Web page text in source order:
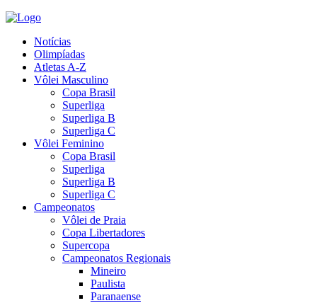
Notícias
Olimpíadas
Atletas A-Z
Vôlei Masculino
Copa Brasil
Superliga
Superliga B
Superliga C
Vôlei Feminino
Copa Brasil
Superliga
Superliga B
Superliga C
Campeonatos
Vôlei de Praia
Copa Libertadores
Supercopa
Campeonatos Regionais
Mineiro
Paulista
Paranaense